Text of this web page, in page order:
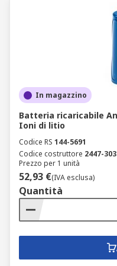
In magazzino
Batteria ricaricabile
Ioni di litio
Codice RS 144-5691
Codice costruttore 2447-
Prezzo per 1 unità
52,93 €(IVA esclusa)
Quantità